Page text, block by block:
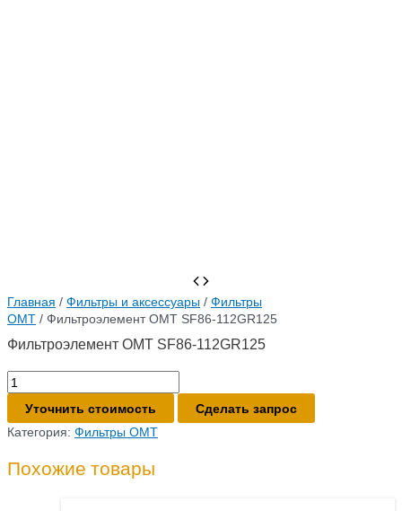
Главная / Фильтры и аксессуары / Фильтры
OMT / Фильтроэлемент OMT SF86-112GR125
Фильтроэлемент OMT SF86-112GR125
Количество
товара
Фильтроэлемент
OMT
112GR125
Уточнить стоимость
Сделать запрос
Категория: Фильтры OMT
Похожие товары